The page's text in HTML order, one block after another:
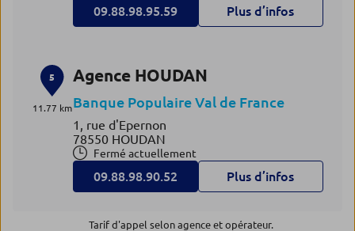
09.88.98.95.59 Plus d’infos
5
11.77 km
Agence HOUDAN
Banque Populaire Val de France
1, rue d'Epernon
78550 HOUDAN
Fermé actuellement
09.88.98.90.52 Plus d’infos
Tarif d'appel selon agence et opérateur.